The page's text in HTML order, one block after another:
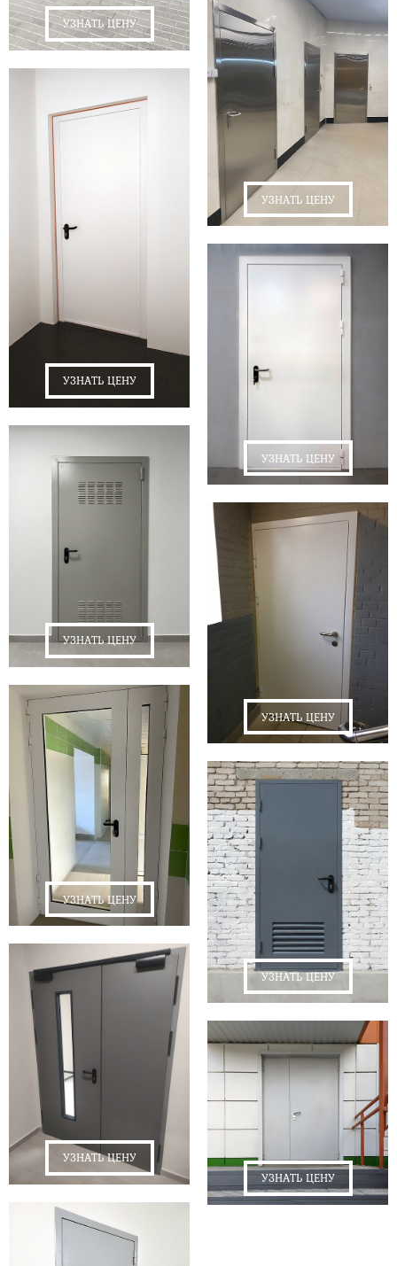
УЗНАТЬ ЦЕНУ
УЗНАТЬ ЦЕНУ
УЗНАТЬ ЦЕНУ
УЗНАТЬ ЦЕНУ
УЗНАТЬ ЦЕНУ
УЗНАТЬ ЦЕНУ
УЗНАТЬ ЦЕНУ
УЗНАТЬ ЦЕНУ
УЗНАТЬ ЦЕНУ
УЗНАТЬ ЦЕНУ